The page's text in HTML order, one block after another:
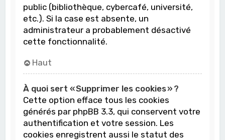
public (bibliothèque, cybercafé, université,
etc.). Si la case est absente, un
administrateur a probablement désactivé
cette fonctionnalité.
Haut
À quoi sert « Supprimer les cookies » ?
Cette option efface tous les cookies
générés par phpBB 3.3, qui conservent votre
authentification et votre session. Les
cookies enregistrent aussi le statut des